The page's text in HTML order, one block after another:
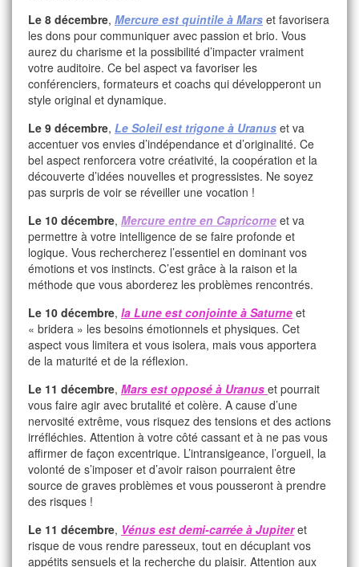
Le 8 décembre, Mercure est quintile à Mars et favorisera
les dons pour communiquer avec passion et brio. Vous
aurez du charisme et la possibilité d’impacter vraiment
votre auditoire. Ce bel aspect va favoriser les
conférenciers, formateurs et coachs qui développeront un
style original et dynamique.
Le 9 décembre, Le Soleil est trigone à Uranus et va
accentuer vos envies d’indépendance et d’originalité. Ce
bel aspect renforcera votre créativité, la coopération et la
découverte d’idées nouvelles et progressistes. Ne soyez
pas surpris de voir se réveiller une vocation !
Le 10 décembre, Mercure entre en Capricorne et va
permettre à votre intelligence de se faire profonde et
logique. Vous rechercherez l’essentiel en dominant vos
émotions et vos instincts. C’est grâce à la raison et la
méthode que vous aborderez les problèmes rencontrés.
Le 10 décembre, la Lune est conjointe à Saturne et
« bridera » les besoins émotionnels et physiques. Cet
aspect vous limitera et vous isolera, mais vous apportera
de la maturité et de la réflexion.
Le 11 décembre, Mars est opposé à Uranus et pourrait
vous faire agir avec brutalité et colère. A cause d’une
nervosité extrême, vous risquez des tensions et des actions
irréfléchies. Attention à votre côté cassant et à ne pas vous
affirmer de façon excentrique. L’intransigeance, l’orgueil, la
volonté de s’imposer et d’avoir raison pourraient être
source de graves problèmes et vous pousseront à prendre
des risques !
Le 11 décembre, Vénus est demi-carrée à Jupiteret
risque de vous rendre paresseux, tout en décuplant vos
appétits sensuels et la recherche du plaisir. Attention aux